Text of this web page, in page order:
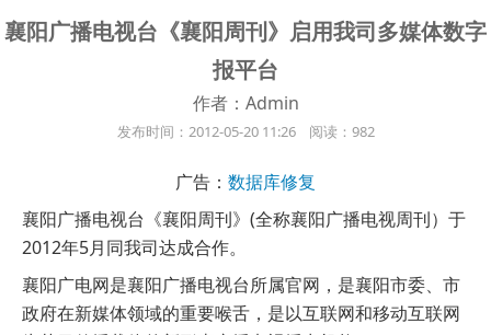
襄阳广播电视台《襄阳周刊》启用我司多媒体数字
报平台
作者：Admin
发布时间：2012-05-20 11:26 阅读：982
广告： 数据库修复
襄阳广播电视台《襄阳周刊》(全称襄阳广播电视周刊）于
2012年5月同我司达成合作。
襄阳广电网是襄阳广播电视台所属官网，是襄阳市委、市
政府在新媒体领域的重要喉舌，是以互联网和移动互联网